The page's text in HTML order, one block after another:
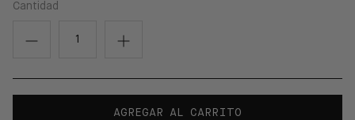
Cantidad
AGREGAR AL CARRITO